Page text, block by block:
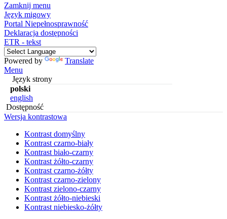
Zamknij menu
Język migowy
Portal Niepełnosprawność
Deklaracja dostępności
ETR - tekst
Powered by
Translate
Menu
Język strony
polski
english
Dostępność
Wersja kontrastowa
Kontrast domyślny
Kontrast czarno-biały
Kontrast biało-czarny
Kontrast żółto-czarny
Kontrast czarno-żółty
Kontrast czarno-zielony
Kontrast zielono-czarny
Kontrast żółto-niebieski
Kontrast niebiesko-żółty